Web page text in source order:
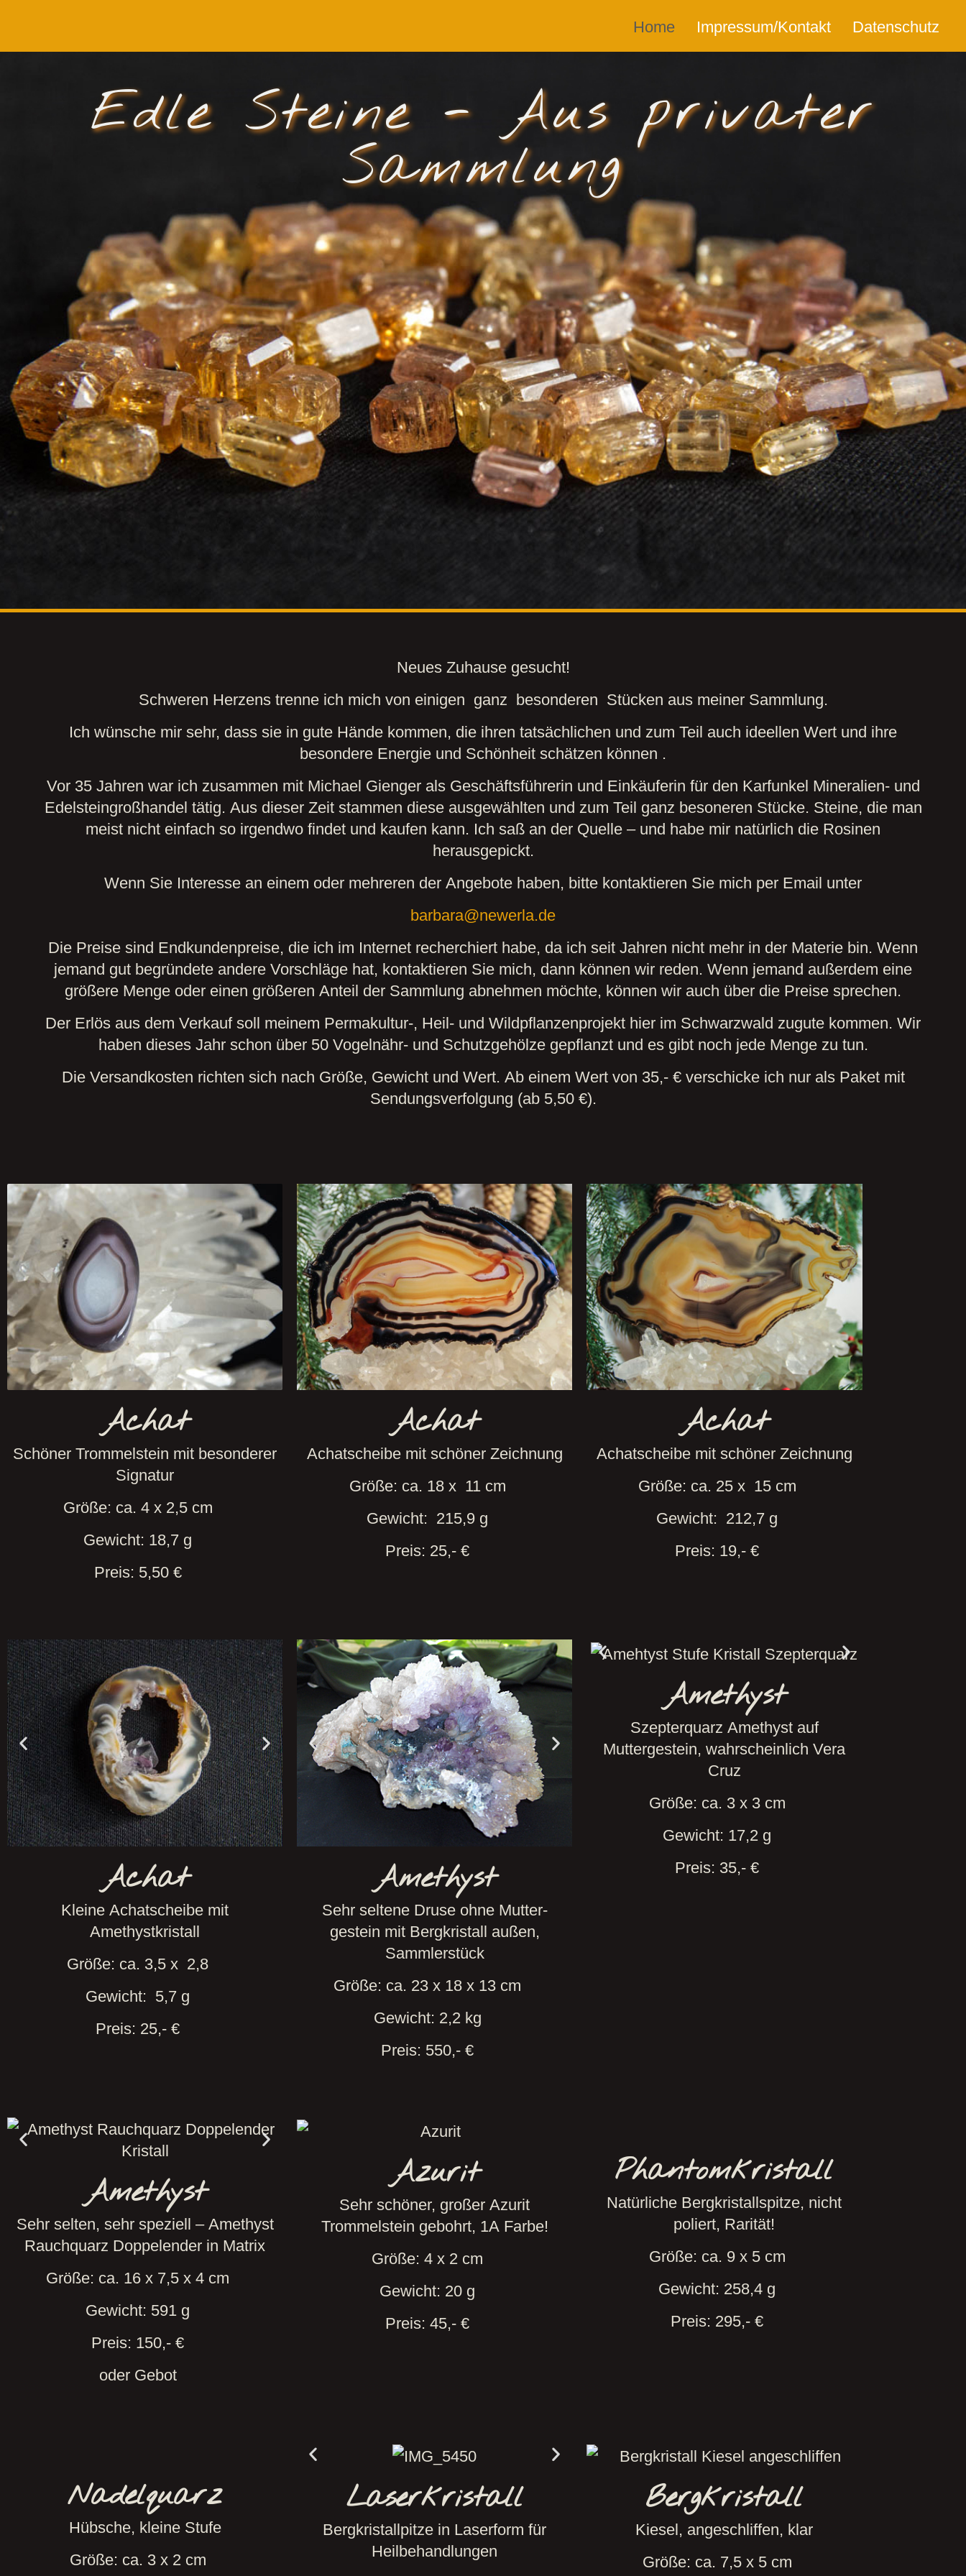
Home Impressum/Kontakt Datenschutz
Edle Steine - Aus privater
Sammlung
Neues Zuhause gesucht!
Schweren Herzens trenne ich mich von einigen ganz besonderen Stücken aus meiner Sammlung.
Ich wünsche mir sehr, dass sie in gute Hände kommen, die ihren tatsächlichen und zum Teil auch ideellen Wert und ihre
besondere Energie und Schönheit schätzen können .
Vor 35 Jahren war ich zusammen mit Michael Gienger als Geschäftsführerin und Einkäuferin für den Karfunkel Mineralien- und
Edelsteingroßhandel tätig. Aus dieser Zeit stammen diese ausgewählten und zum Teil ganz besoneren Stücke. Steine, die man
meist nicht einfach so irgendwo findet und kaufen kann. Ich saß an der Quelle – und habe mir natürlich die Rosinen
herausgepickt.
Wenn Sie Interesse an einem oder mehreren der Angebote haben, bitte kontaktieren Sie mich per Email unter
barbara@newerla.de
Die Preise sind Endkundenpreise, die ich im Internet recherchiert habe, da ich seit Jahren nicht mehr in der Materie bin. Wenn
jemand gut begründete andere Vorschläge hat, kontaktieren Sie mich, dann können wir reden. Wenn jemand außerdem eine
größere Menge oder einen größeren Anteil der Sammlung abnehmen möchte, können wir auch über die Preise sprechen.
Der Erlös aus dem Verkauf soll meinem Permakultur-, Heil- und Wildpflanzenprojekt hier im Schwarzwald zugute kommen. Wir
haben dieses Jahr schon über 50 Vogelnähr- und Schutzgehölze gepflanzt und es gibt noch jede Menge zu tun.
Die Versandkosten richten sich nach Größe, Gewicht und Wert. Ab einem Wert von 35,- € verschicke ich nur als Paket mit
Sendungsverfolgung (ab 5,50 €).
Achat
Schöner Trommelstein mit besonderer
Signatur
Größe: ca. 4 x 2,5 cm
Gewicht: 18,7 g
Preis: 5,50 €
Achat
Achatscheibe mit schöner Zeichnung
Größe: ca. 18 x 11 cm
Gewicht: 215,9 g
Preis: 25,- €
Achat
Achatscheibe mit schöner Zeichnung
Größe: ca. 25 x 15 cm
Gewicht: 212,7 g
Preis: 19,- €
Achat
Kleine Achatscheibe mit
Amethystkristall
Größe: ca. 3,5 x 2,8
Gewicht: 5,7 g
Preis: 25,- €
Amethyst
Sehr seltene Druse ohne Mutter-
gestein mit Bergkristall außen,
Sammlerstück
Größe: ca. 23 x 18 x 13 cm
Gewicht: 2,2 kg
Preis: 550,- €
Amethyst
Szepterquarz Amethyst auf
Muttergestein, wahrscheinlich Vera
Cruz
Größe: ca. 3 x 3 cm
Gewicht: 17,2 g
Preis: 35,- €
Amethyst
Sehr selten, sehr speziell – Amethyst
Rauchquarz Doppelender in Matrix
Größe: ca. 16 x 7,5 x 4 cm
Gewicht: 591 g
Preis: 150,- €
oder Gebot
Azurit
Sehr schöner, großer Azurit
Trommelstein gebohrt, 1A Farbe!
Größe: 4 x 2 cm
Gewicht: 20 g
Preis: 45,- €
Phantomkristall
Natürliche Bergkristallspitze, nicht
poliert, Rarität!
Größe: ca. 9 x 5 cm
Gewicht: 258,4 g
Preis: 295,- €
Nadelquarz
Hübsche, kleine Stufe
Größe: ca. 3 x 2 cm
Laserkristall
Bergkristallpitze in Laserform für
Heilbehandlungen
Bergkristall
Kiesel, angeschliffen, klar
Größe: ca. 7,5 x 5 cm